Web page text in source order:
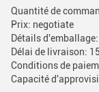
Quantité de
Prix: negotiate
Détails
Délai de livraison:
Conditions de
Capacité